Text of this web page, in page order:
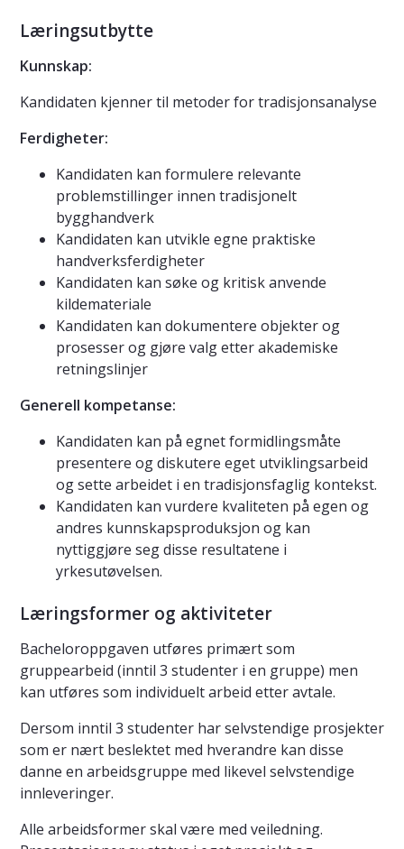
Læringsutbytte
Kunnskap:
Kandidaten kjenner til metoder for tradisjonsanalyse
Ferdigheter:
Kandidaten kan formulere relevante
problemstillinger innen tradisjonelt
bygghandverk
Kandidaten kan utvikle egne praktiske
handverksferdigheter
Kandidaten kan søke og kritisk anvende
kildemateriale
Kandidaten kan dokumentere objekter og
prosesser og gjøre valg etter akademiske
retningslinjer
Generell kompetanse:
Kandidaten kan på egnet formidlingsmåte
presentere og diskutere eget utviklingsarbeid
og sette arbeidet i en tradisjonsfaglig kontekst.
Kandidaten kan vurdere kvaliteten på egen og
andres kunnskapsproduksjon og kan
nyttiggjøre seg disse resultatene i
yrkesutøvelsen.
Læringsformer og aktiviteter
Bacheloroppgaven utføres primært som
gruppearbeid (inntil 3 studenter i en gruppe) men
kan utføres som individuelt arbeid etter avtale.
Dersom inntil 3 studenter har selvstendige prosjekter
som er nært beslektet med hverandre kan disse
danne en arbeidsgruppe med likevel selvstendige
innleveringer.
Alle arbeidsformer skal være med veiledning.